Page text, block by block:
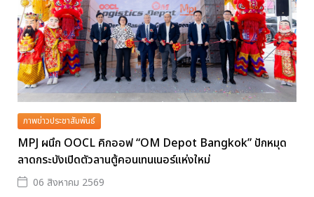
ภาพข่าวประชาสัมพันธ์
MPJ ผนึก OOCL คิกออฟ “OM Depot Bangkok” ปักหมุด
ลาดกระบังเปิดตัวลานตู้คอนเทนเนอร์แห่งใหม่
06 สิงหาคม 2569